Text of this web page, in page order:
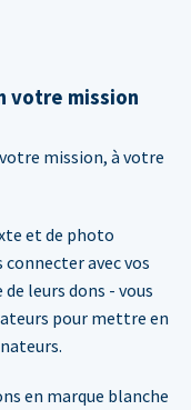
votre mission
mission, à votre
et de photo
avec vos
leurs dons - vous
pour mettre en
en marque blanche